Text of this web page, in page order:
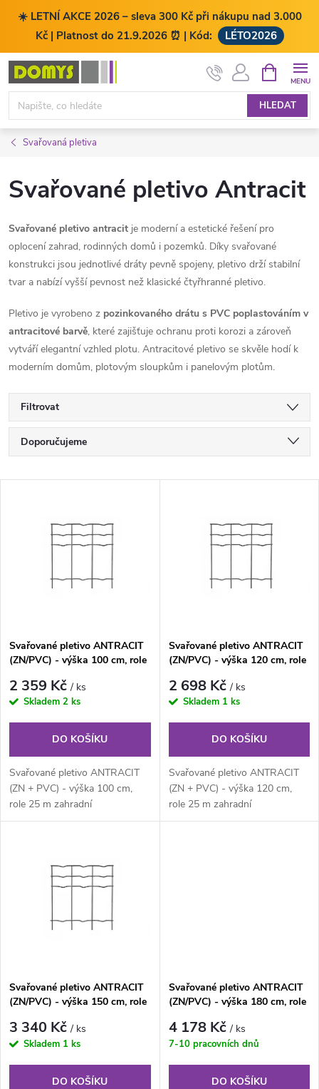
☀️ LETNÍ AKCE 2026 – sleva 300 Kč při nákupu nad 3.000
Kč | Platnost do 21.9.2026 ⏰ | Kód:
LÉTO2026
Přejít
obsah
HLEDAT
NÁKUPNÍ
KOŠÍK
Svařovaná pletiva
Svařované pletivo Antracit
Svařované pletivo antracit je moderní a estetické řešení pro
oplocení zahrad, rodinných domů i pozemků. Díky svařované
konstrukci jsou jednotlivé dráty pevně spojeny, pletivo drží stabilní
tvar a nabízí vyšší pevnost než klasické čtyřhranné pletivo.
Pletivo je vyrobeno z pozinkovaného drátu s PVC poplastováním v
antracitové barvě, které zajišťuje ochranu proti korozi a zároveň
vytváří elegantní vzhled plotu. Antracitové pletivo se skvěle hodí k
moderním domům, plotovým sloupkům i panelovým plotům.
Filtrovat
Ř
a
p
r
o
d
u
Doporučujeme
Nejprodávanější
s
p
r
d
u
Svařované pletivo ANTRACIT
(ZN/PVC) - výška 100 cm, role
2 359 Kč/ ks
Skladem 2 ks
DO KOŠÍKU
Svařované pletivo ANTRACIT
(ZN + PVC) - výška 100 cm,
role 25 m zahradní
poplastované svařované pletivo
Svařované pletivo ANTRACIT
(ZN/PVC) - výška 120 cm, role
2 698 Kč/ ks
Skladem 1 ks
DO KOŠÍKU
Svařované pletivo ANTRACIT
(ZN + PVC) - výška 120 cm,
role 25 m zahradní
poplastované svařované pletivo
Svařované pletivo ANTRACIT
(ZN/PVC) - výška 150 cm, role
3 340 Kč/ ks
Skladem 1 ks
DO KOŠÍKU
Svařované pletivo ANTRACIT
(ZN/PVC) - výška 180 cm, role
4 178 Kč/ ks
7-10 pracovních dnů
DO KOŠÍKU